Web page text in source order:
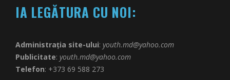
IA LEGĂTURA CU NOI:
Administrația site-ului: youth.md@yahoo.com
Publicitate: youth.md@yahoo.com
Telefon: +373 69 588 273